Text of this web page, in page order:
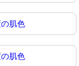
肌色
肌色